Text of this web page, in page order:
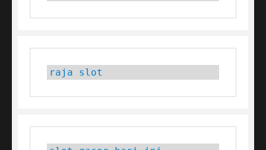
raja slot